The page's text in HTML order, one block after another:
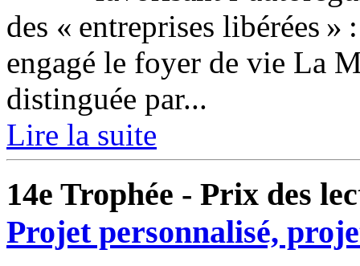
des « entreprises libérées »
engagé le foyer de vie La
distinguée par...
Lire la suite
14e Trophée - Prix des
Projet personnalisé,